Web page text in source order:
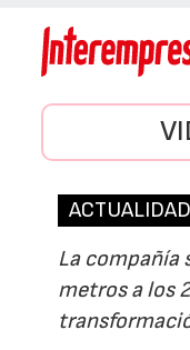
ACTUALIDAD
La compañía
metros a los